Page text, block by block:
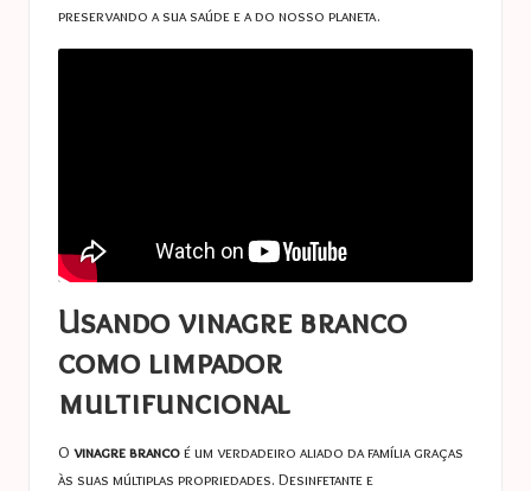
preservando a sua saúde e a do nosso planeta.
Usando vinagre branco
como limpador
multifuncional
O vinagre brancoé um verdadeiro aliado da família graças
às suas múltiplas propriedades. Desinfetante e